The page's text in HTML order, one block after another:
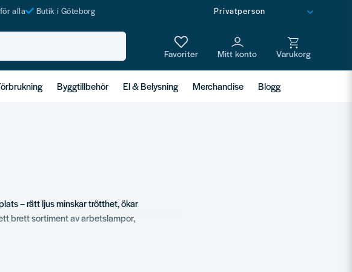
alla Butik i Göteborg
Byggtillbehör El & Belysning Merchandise Blogg
– rätt ljus minskar trötthet, ökar
brett sortiment av arbetslampor,
klarar tuff hantering år efter år.